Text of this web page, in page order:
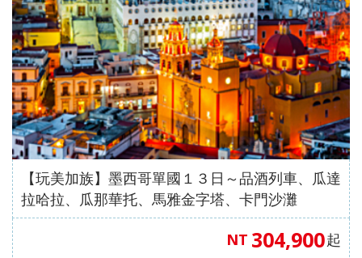
【玩美加族】墨西哥單國１３日～品酒列車、瓜達
拉哈拉、瓜那華托、馬雅金字塔、卡門沙灘
NT 304,900起